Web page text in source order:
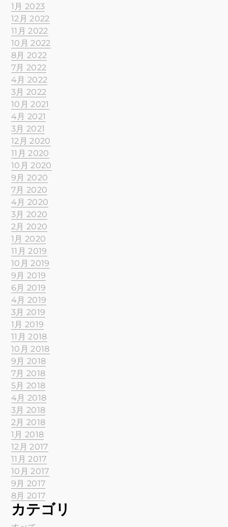
1月 2023
12月 2022
11月 2022
10月 2022
8月 2022
7月 2022
4月 2022
3月 2022
10月 2021
4月 2021
3月 2021
12月 2020
11月 2020
10月 2020
9月 2020
7月 2020
4月 2020
3月 2020
2月 2020
1月 2020
11月 2019
10月 2019
9月 2019
6月 2019
4月 2019
3月 2019
1月 2019
11月 2018
10月 2018
9月 2018
7月 2018
5月 2018
4月 2018
3月 2018
2月 2018
1月 2018
12月 2017
11月 2017
10月 2017
9月 2017
8月 2017
カテゴリ